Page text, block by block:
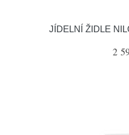
JÍDELNÍ ŽIDLE
2